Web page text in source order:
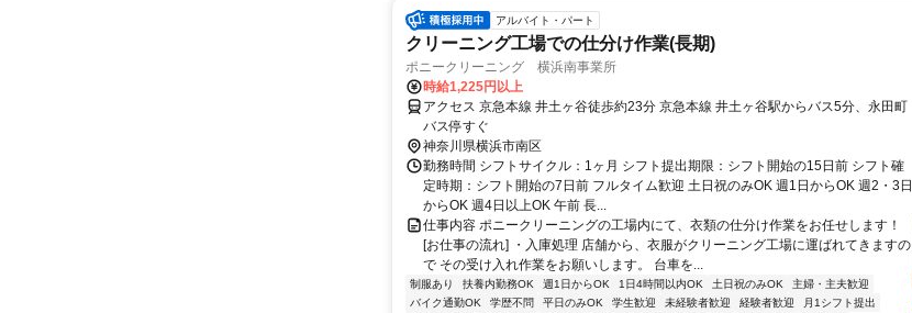
アルバイト・パート
クリーニング工場での仕分け作業(長期)
ポニークリーニング 横浜南事業所
時給1,225円以上
アクセス 京急本線 井土ヶ谷徒歩約23分 京急本線 井土ヶ谷駅からバス5分、永田町
バス停すぐ
神奈川県横浜市南区
勤務時間 シフトサイクル：1ヶ月 シフト提出期限：シフト開始の15日前 シフト確
定時期：シフト開始の7日前 フルタイム歓迎 土日祝のみOK 週1日からOK 週2・3日
からOK 週4日以上OK 午前 長...
仕事内容 ポニークリーニングの工場内にて、衣類の仕分け作業をお任せします！
[お仕事の流れ] ・入庫処理 店舗から、衣服がクリーニング工場に運ばれてきますの
で その受け入れ作業をお願いします。 台車を...
制服あり 扶養内勤務OK 週1日からOK 1日4時間以内OK 土日祝のみOK
主婦・主夫歓迎
バイク通勤OK
学歴不問 平日のみOK 学生歓迎 未経験者歓迎 経験者歓迎
月1シフト提出